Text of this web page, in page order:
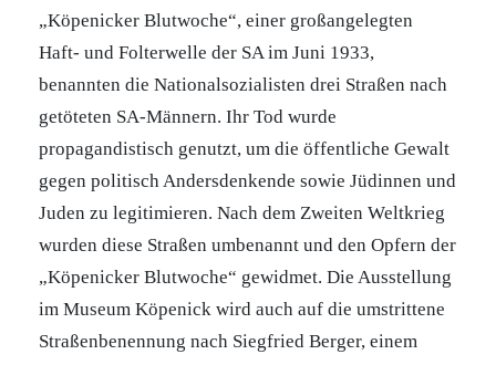
„Köpenicker Blutwoche“, einer großangelegten
Haft- und Folterwelle der SA im Juni 1933,
benannten die Nationalsozialisten drei Straßen nach
getöteten SA-Männern. Ihr Tod wurde
propagandistisch genutzt, um die öffentliche Gewalt
gegen politisch Andersdenkende sowie Jüdinnen und
Juden zu legitimieren. Nach dem Zweiten Weltkrieg
wurden diese Straßen umbenannt und den Opfern der
„Köpenicker Blutwoche“ gewidmet. Die Ausstellung
im Museum Köpenick wird auch auf die umstrittene
Straßenbenennung nach Siegfried Berger, einem